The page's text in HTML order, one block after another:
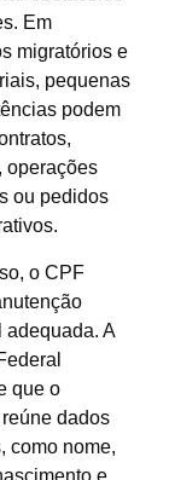
Em
migratórios e
pequenas
podem
operações
ou pedidos
o CPF
adequada. A
que o
dados
como nome,
e